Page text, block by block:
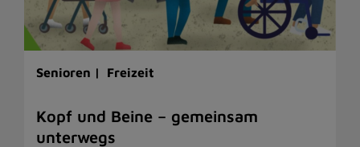
Senioren | Freizeit
Kopf und Beine – gemeinsam
unterwegs